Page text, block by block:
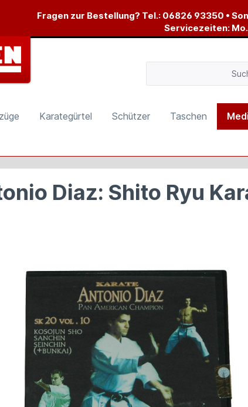
springen
Fragen zur Bestellung? Tel.: 06826 93350 •
Servicezeiten:
Karategürtel Schützer Taschen
Diaz: Shito Ryu